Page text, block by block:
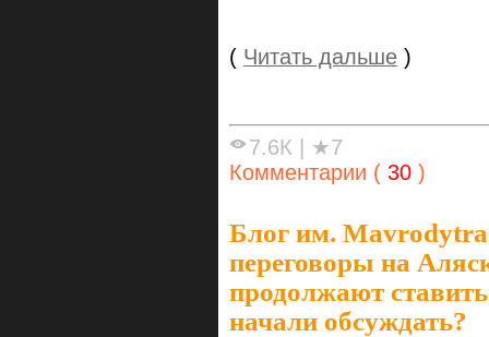
( Читать дальше )
7.6К
★7
Комментарии ( 30 )
Блог им.
переговоры на
продолжают
начали обсуждать?